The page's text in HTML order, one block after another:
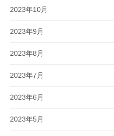
2023年10月
2023年9月
2023年8月
2023年7月
2023年6月
2023年5月